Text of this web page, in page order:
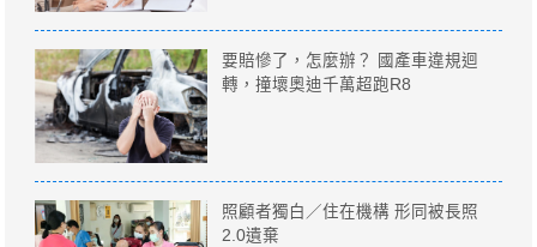
要賠慘了，怎麼辦？ 國產車違規迴
轉，撞壞奧迪千萬超跑R8
照顧者獨白／住在機構 形同被長照
2.0遺棄